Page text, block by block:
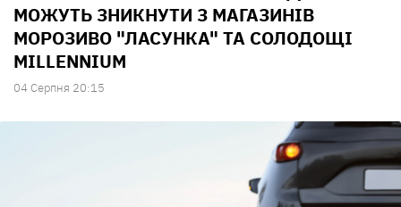
МОЖУТЬ ЗНИКНУТИ З МАГАЗИНІВ
МОРОЗИВО "ЛАСУНКА" ТА СОЛОДОЩІ
MILLENNIUM
04 Серпня 20:15